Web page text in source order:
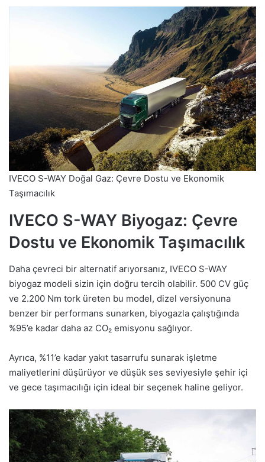
IVECO S-WAY Doğal Gaz: Çevre Dostu ve Ekonomik
Taşımacılık
IVECO S-WAY Biyogaz: Çevre
Dostu ve Ekonomik Taşımacılık
Daha çevreci bir alternatif arıyorsanız, IVECO S-WAY
biyogaz modeli sizin için doğru tercih olabilir. 500 CV güç
ve 2.200 Nm tork üreten bu model, dizel versiyonuna
benzer bir performans sunarken, biyogazla çalıştığında
%95’e kadar daha az CO₂ emisyonu sağlıyor.
Ayrıca, %11’e kadar yakıt tasarrufu sunarak işletme
maliyetlerini düşürüyor ve düşük ses seviyesiyle şehir içi
ve gece taşımacılığı için ideal bir seçenek haline geliyor.